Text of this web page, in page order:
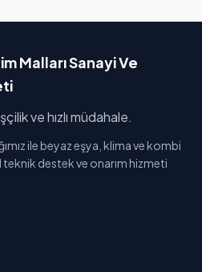
Malları Sanayi Ve
ve hızlı müdahale.
ile beyaz eşya, klima ve kombi
teknik destek ve onarım hizmeti